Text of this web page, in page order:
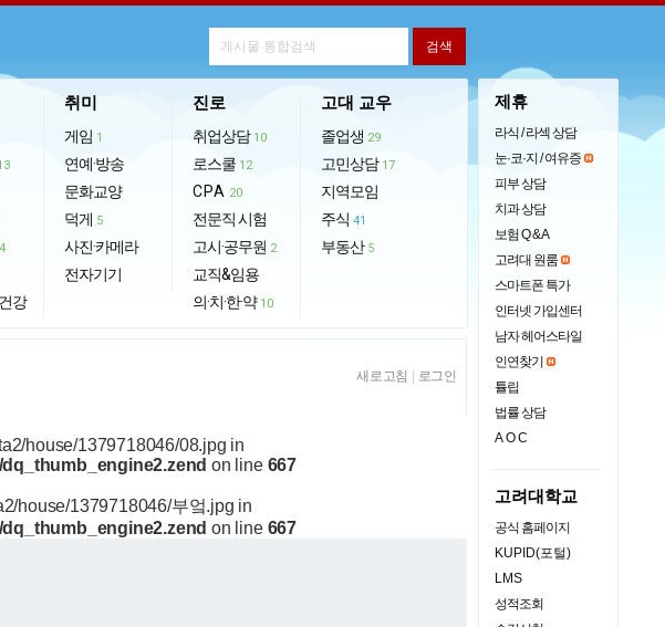
4
강
취미
게임 1
연예·방송
문화교양
덕게 5
사진·카메라
전자기기
진로
취업상담 10
로스쿨 12
CPA 20
전문직 시험
고시·공무원 2
교직&임용
의·치·한·약 10
고대 교우
졸업생 29
고민상담 17
지역모임
주식 41
부동산 5
새로고침 로그인
house/1379718046/08.jpg in
on line 667
house/1379718046/부엌.jpg in
on line 667
제휴
라식 / 라섹 상담
눈·코·지 / 여유증
피부 상담
치과 상담
보험 Q & A
고려대 원룸
스마트폰 특가
인터넷 가입센터
남자 헤어스타일
인연찾기
튤립
법률 상담
AOC
고려대학교
공식 홈페이지
KUPID(포털)
LMS
성적조회